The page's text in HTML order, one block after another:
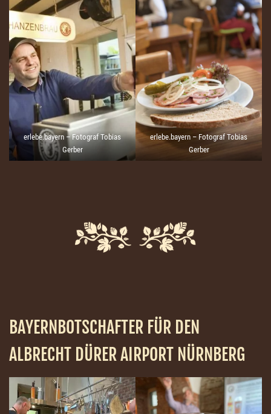
erlebe.bayern – Fotograf Tobias
Gerber
erlebe.bayern – Fotograf Tobias
Gerber
BAYERNBOTSCHAFTER FÜR DEN
ALBRECHT DÜRER AIRPORT NÜRNBERG